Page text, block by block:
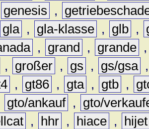
genesis ,
gla , gla-klasse , glb ,
, grand , grande
, großer , gs , gs/gsa
, gt86 , gta , gtb ,
gto/ankauf ,
gto/
, hhr , hiace ,
hijet